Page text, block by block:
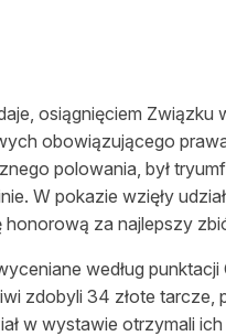
osiągnięciem
obowiązującego
polowania, był
W pokazie wzięły
za najlepszy
według
zdobyli 34 złote
w wystawie otrzymali